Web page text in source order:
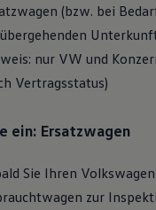
(bzw. bei
nur VW und
Vertragsstatus)
ein: Ersatzwagen
Sie Ihren Volkswagen
zur